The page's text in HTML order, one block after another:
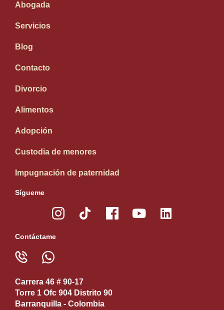
Abogada
Servicios
Blog
Contacto
Divorcio
Alimentos
Adopción
Custodia de menores
Impugnación de paternidad
Sígueme
Contáctame
Carrera 46 # 90-17
Torre 1 Ofc 904 Distrito 90
Barranquilla - Colombia